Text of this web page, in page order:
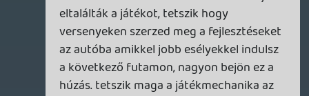
Dollface 2012.11.18 19:25:04
2012.11.18 19:25:04
Na,akkor megér 4 ezret is? 🙂
alf22 2012.11.18 19:07:50